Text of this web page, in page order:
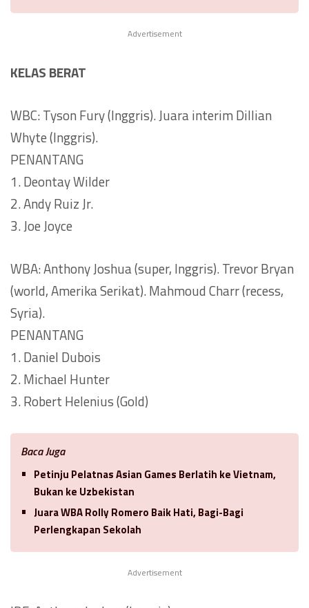
Advertisement
KELAS BERAT
WBC: Tyson Fury (Inggris). Juara interim Dillian
Whyte (Inggris).
PENANTANG
1. Deontay Wilder
2. Andy Ruiz Jr.
3. Joe Joyce
WBA: Anthony Joshua (super, Inggris). Trevor Bryan
(world, Amerika Serikat). Mahmoud Charr (recess,
Syria).
PENANTANG
1. Daniel Dubois
2. Michael Hunter
3. Robert Helenius (Gold)
Baca Juga
Petinju Pelatnas Asian Games Berlatih ke Vietnam,
Bukan ke Uzbekistan
Juara WBA Rolly Romero Baik Hati, Bagi-Bagi
Perlengkapan Sekolah
Advertisement